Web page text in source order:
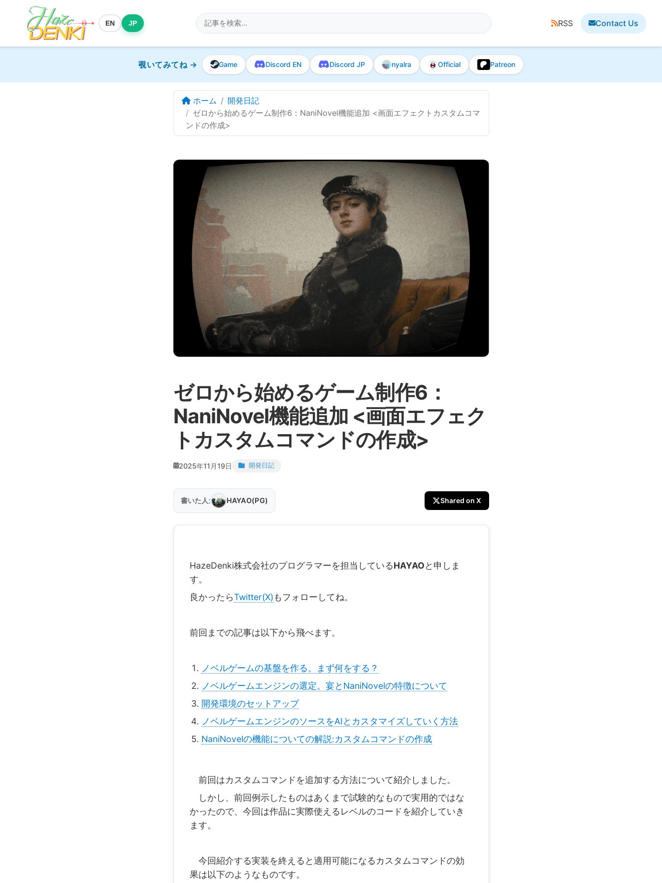
EN JP RSS Contact Us
覗いてみてね → Game Discord EN Discord JP nyalra Official Patreon
ホーム
開発日記
ゼロから始めるゲーム制作6：NaniNovel機能追加 <画面エフェクトカスタムコマ
ンドの作成>
ゼロから始めるゲーム制作6：
NaniNovel機能追加 <画面エフェク
トカスタムコマンドの作成>
2025年11月19日 開発日記
書いた人: HAYAO(PG) Shared on X
HazeDenki株式会社のプログラマーを担当しているHAYAOと申しま
す。
良かったらTwitter(X)もフォローしてね。
前回までの記事は以下から飛べます。
ノベルゲームの基盤を作る。まず何をする？
ノベルゲームエンジンの選定。宴とNaniNovelの特徴について
開発環境のセットアップ
ノベルゲームエンジンのソースをAIとカスタマイズしていく方法
NaniNovelの機能についての解説:カスタムコマンドの作成
前回はカスタムコマンドを追加する方法について紹介しました。
しかし、前回例示したものはあくまで試験的なもので実用的ではな
かったので、今回は作品に実際使えるレベルのコードを紹介していき
ます。
今回紹介する実装を終えると適用可能になるカスタムコマンドの効
果は以下のようなものです。